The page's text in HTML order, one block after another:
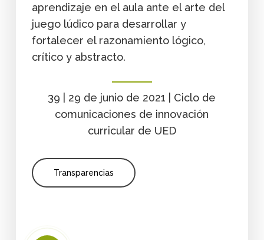
aprendizaje en el aula ante el arte del
juego lúdico para desarrollar y
fortalecer el razonamiento lógico,
crítico y abstracto.
39 | 29 de junio de 2021 | Ciclo de
comunicaciones de innovación
curricular de UED
Transparencias